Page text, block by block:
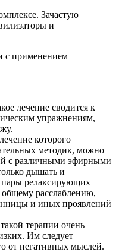
Зачастую
и
с применением
лечение сводится к
упражнениям,
которого
методик, можно
с различными эфирными
дышать и
пары релаксирующих
общему расслаблению,
и иных проявлений
терапии очень
Им следует
от негативных мыслей.